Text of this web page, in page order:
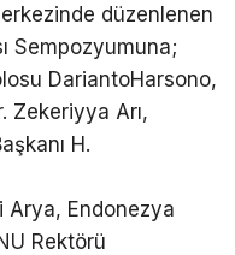
düzenlenen
Sempozyumuna;
DariantoHarsono,
Zekeriyya Arı,
H.
Arya, Endonezya
Rektörü